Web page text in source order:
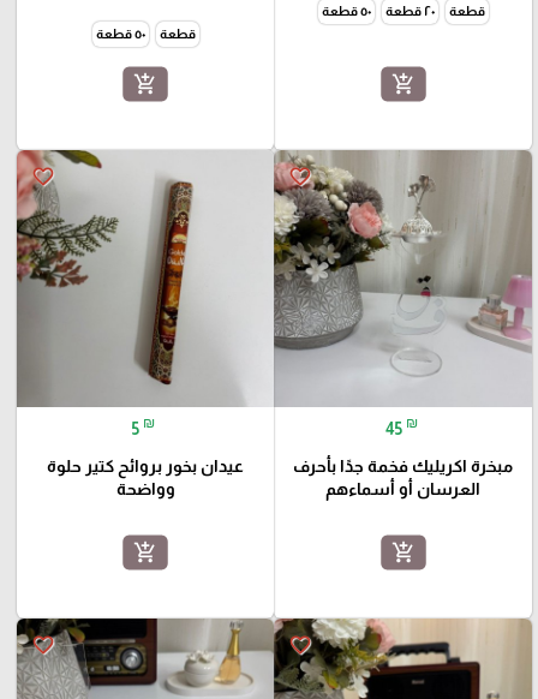
قطعة ٢٠ قطعة ٥٠ قطعة
add_shopping_cart
قطعة ٥٠ قطعة
add_shopping_cart
favorite_border
45 ₪
مبخرة اكريليك فخمة جدًا بأحرف
العرسان أو أسماءهم
add_shopping_cart
favorite_border
5 ₪
عيدان بخور بروائح كتير حلوة
وواضحة
add_shopping_cart
favorite_border
favorite_border